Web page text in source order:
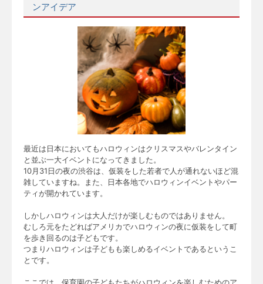
ンアイデア
最近は日本においてもハロウィンはクリスマスやバレンタイン
と並ぶ一大イベントになってきました。
10月31日の夜の渋谷は、仮装をした若者で人が通れないほど混
雑していますね。また、日本各地でハロウィンイベントやパー
ティが開かれています。
しかしハロウィンは大人だけが楽しむものではありません。
むしろ元をたどればアメリカでハロウィンの夜に仮装をして町
を歩き回るのは子どもです。
つまりハロウィンは子どもも楽しめるイベントであるというこ
とです。
ここでは、保育園の子どもたちがハロウィンを楽しむためのア